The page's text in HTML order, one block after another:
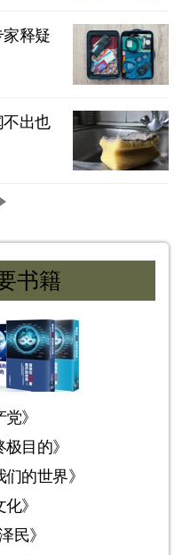
释疑
出也
书籍
》
目的》
们的世界》
》
民》